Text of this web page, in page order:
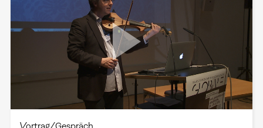
Vortrag/Gespräch